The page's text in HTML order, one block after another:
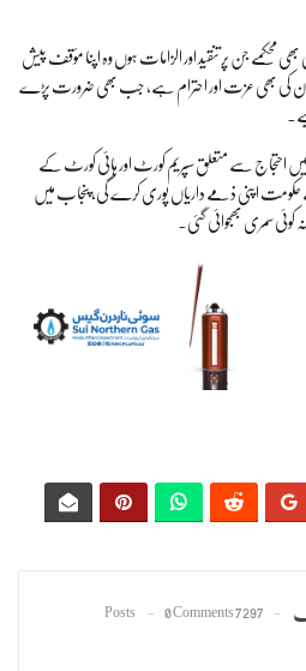
محکمے جن پر تنقید اور الزامات ہوں وہ اپنا مؤقف پیش
ان کی بھی عزت اور احترام ہے، جب بھی ضرورت پڑے
میں احتجاج سے متعلق سپریم کورٹ اور ہائی کورٹ کے
حکومت اپنی ذمے داریاں پوری کرے گی، پنجاب میں
کوئی سمری بھجوائی گئی۔
7297 Posts
0 Comments